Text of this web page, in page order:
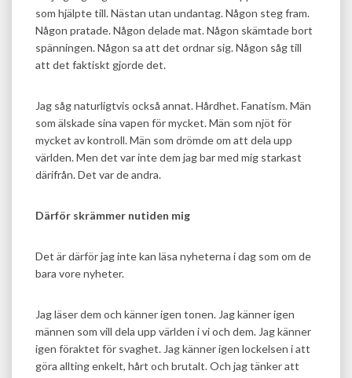
som hjälpte till. Nästan utan undantag. Någon steg fram.
Någon pratade. Någon delade mat. Någon skämtade bort
spänningen. Någon sa att det ordnar sig. Någon såg till
att det faktiskt gjorde det.
Jag såg naturligtvis också annat. Hårdhet. Fanatism. Män
som älskade sina vapen för mycket. Män som njöt för
mycket av kontroll. Män som drömde om att dela upp
världen. Men det var inte dem jag bar med mig starkast
därifrån. Det var de andra.
Därför skrämmer nutiden mig
Det är därför jag inte kan läsa nyheterna i dag som om de
bara vore nyheter.
Jag läser dem och känner igen tonen. Jag känner igen
männen som vill dela upp världen i vi och dem. Jag känner
igen föraktet för svaghet. Jag känner igen lockelsen i att
göra allting enkelt, hårt och brutalt. Och jag tänker att